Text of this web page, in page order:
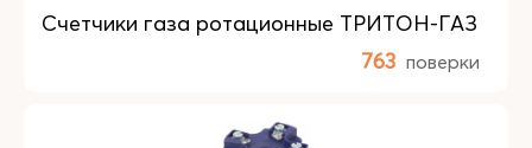
Счетчики газа ротационные ТРИТОН-ГАЗ
763 поверки